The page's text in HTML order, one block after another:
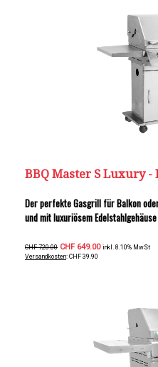
BBQ Master S Luxury
Der perfekte Gasgrill für Balkon
und mit luxuriösem Edelstahlgehäuse
CHF 720.00 CHF 649.00 inkl. 8.10% MwSt
Versandkosten: CHF 39.90